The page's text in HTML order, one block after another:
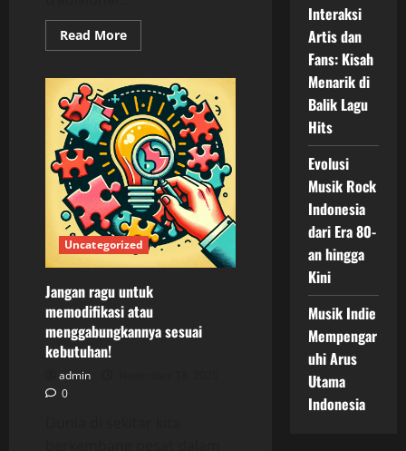
Read MoreRead
more
Musik
Indonesia:
Dari
Akar
Tradisional
ke
Irama
Modern
Uncategorized
Jangan ragu untuk
memodifikasi atau
menggabungkannya sesuai
kebutuhan!
admin
0
Interaksi
Artis dan
Fans: Kisah
Menarik di
Balik Lagu
Hits
Evolusi
Musik Rock
Indonesia
dari Era 80-
an hingga
Kini
Musik Indie
Mempengar
uhi Arus
Utama
Indonesia